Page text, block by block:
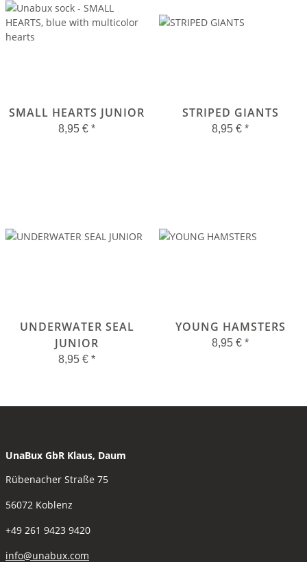
SMALL HEARTS JUNIOR
8,95 € *
STRIPED GIANTS
8,95 € *
UNDERWATER SEAL
JUNIOR
8,95 € *
YOUNG HAMSTERS
8,95 € *
UnaBux GbR Klaus, Daum
Rübenacher Straße 75
56072 Koblenz
+49 261 9423 9420
info@unabux.com